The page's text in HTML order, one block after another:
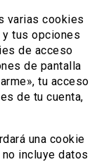
varias cookies
y tus opciones
de acceso
de pantalla
tu acceso
de tu cuenta,
una cookie
incluye datos